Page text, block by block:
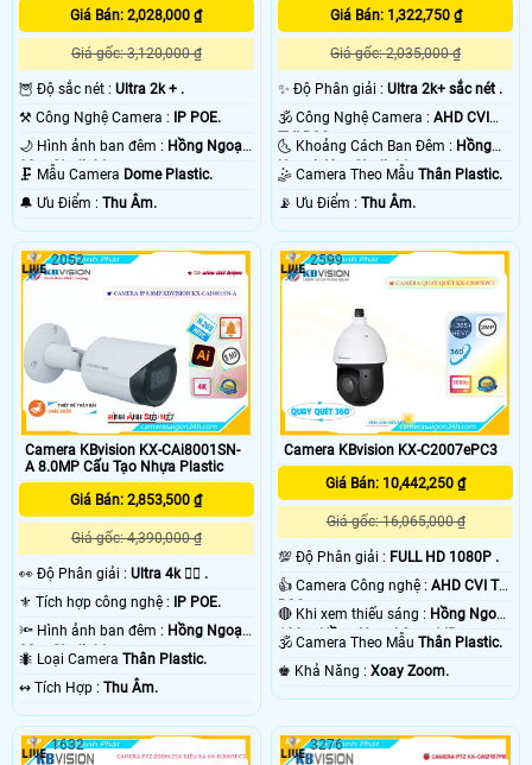
Giá Bán: 2,028,000 ₫
Giá gốc: 3,120,000 ₫
🦉 Độ sắc nét : Ultra 2k + .
⚒ Công Nghệ Camera : IP POE.
🌙 Hình ảnh ban đêm : Hồng Ngoại
30m Starlight.
🗜️ Mẫu Camera Dome Plastic.
️🔔 Ưu Điểm : Thu Âm.
Giá Bán: 1,322,750 ₫
Giá gốc: 2,035,000 ₫
✨ Độ Phân giải :Ultra 2k+ sắc nét .
🕉️ Công Nghệ Camera :AHD CVI
TVI BCS.
🌜 Khoảng Cách Ban Đêm : Hồng
Ngoại 40m Starlight.
🤹 Camera Theo MẫuThân Plastic.
️📡 Ưu Điểm :Thu Âm.
Camera KBvision KX-CAi8001SN-
A 8.0MP Cấu Tạo Nhựa Plastic
Giá Bán: 2,853,500 ₫
Giá gốc: 4,390,000 ₫
️👀 Độ Phân giải : Ultra 4k 👍🏾 .
⚜️ Tích hợp công nghệ :
IP POE.
🔦 Hình ảnh ban đêm : Hồng Ngoại
30m Starlight.
🐜 Loại Camera Thân Plastic.
️↭ Tích Hợp : Thu Âm.
2052
Camera KBvision KX-C2007ePC3
Giá Bán: 10,442,250 ₫
Giá gốc: 16,065,000 ₫
💯 Độ Phân giải : FULL HD 1080P .
👍 Camera Công nghệ :AHD CVI TVI
BCS.
🔴 Khi xem thiếu sáng : Hồng Ngoại
100m Hồng Ngoại Smart IR.
🕉️ Camera Theo MẫuThân Plastic.
️♚ Khả Năng :Xoay Zoom.
2599
1632 3276